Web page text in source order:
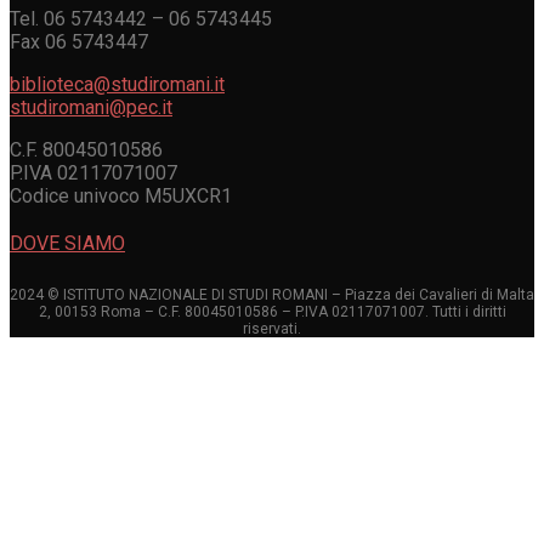
Tel. 06 5743442 – 06 5743445
Fax 06 5743447
biblioteca@studiromani.it
studiromani@pec.it
C.F. 80045010586
P.IVA 02117071007
Codice univoco M5UXCR1
DOVE SIAMO
2024 © ISTITUTO NAZIONALE DI STUDI ROMANI – Piazza dei Cavalieri di Malta
2, 00153 Roma – C.F. 80045010586 – P.IVA 02117071007. Tutti i diritti
riservati.